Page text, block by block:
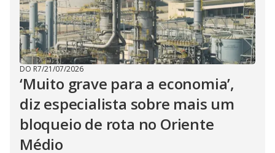
DO R7/21/07/2026
‘Muito grave para a economia’,
diz especialista sobre mais um
bloqueio de rota no Oriente
Médio